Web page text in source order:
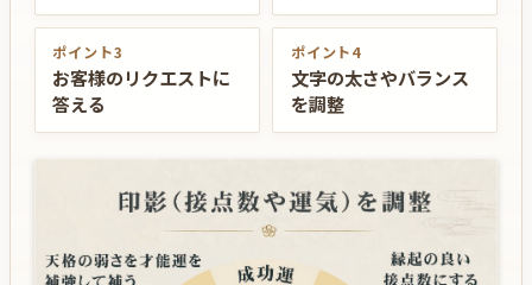
ポイント3
お客様のリクエストに
答える
ポイント4
文字の太さやバランス
を調整